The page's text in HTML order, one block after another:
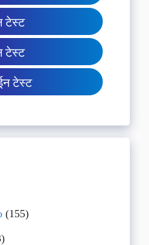
टेस्ट
टेस्ट
टेस्ट
(155)